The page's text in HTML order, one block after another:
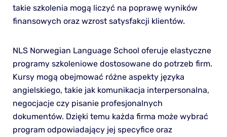
takie szkolenia mogą liczyć na poprawę wyników
finansowych oraz wzrost satysfakcji klientów.
NLS Norwegian Language School oferuje elastyczne
programy szkoleniowe dostosowane do potrzeb firm.
Kursy mogą obejmować różne aspekty języka
angielskiego, takie jak komunikacja interpersonalna,
negocjacje czy pisanie profesjonalnych
dokumentów. Dzięki temu każda firma może wybrać
program odpowiadający jej specyfice oraz